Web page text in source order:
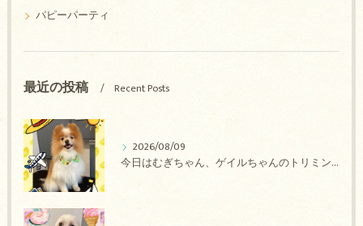
パピーパーティ
最近の投稿 Recent Posts
2026/08/09
今日はむぎちゃん、ゲイルちゃんのトリミングの紹介です【奈良のエース動物病院】